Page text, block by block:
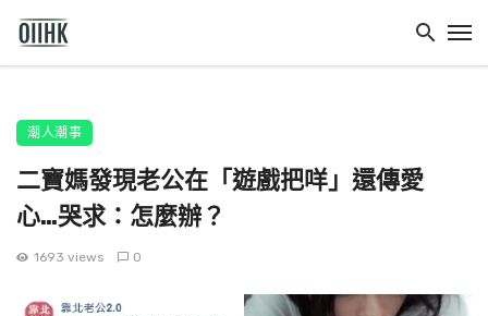
潮人潮事
二寶媽發現老公在「遊戲把咩」還傳愛
心…哭求：怎麼辦？
1693 views 0